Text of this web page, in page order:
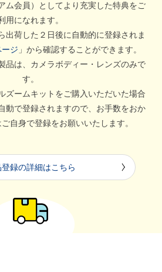
ム会員）としてより充実した特典をご
用になれます。
出荷した２日後に自動的に登録されま
ジ 」から確認することができます。
品は、カメラボディー・レンズのみで
す。
ズームキットをご購入いただいた場合
動で登録されますので、お手数をおか
自身で登録をお願いいたします。
録の詳細はこちら